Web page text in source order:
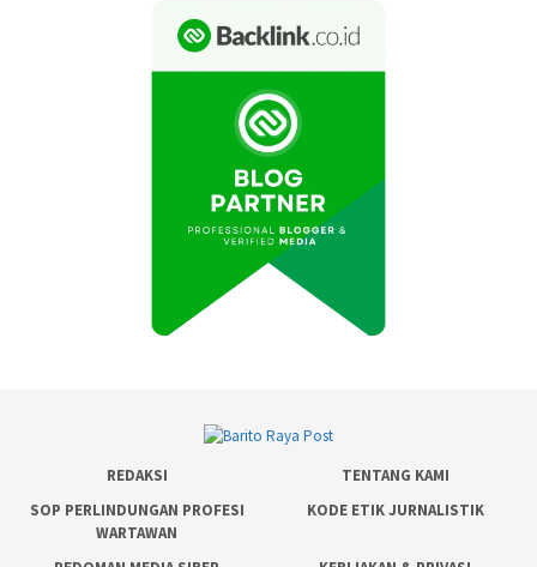
REDAKSI
TENTANG KAMI
SOP PERLINDUNGAN PROFESI
WARTAWAN
KODE ETIK JURNALISTIK